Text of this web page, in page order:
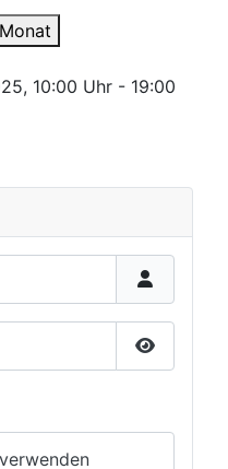
10:00 Uhr - 19:00
Passwort